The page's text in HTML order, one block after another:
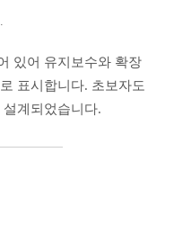
있어 유지보수와 확장
표시합니다. 초보자도
계되었습니다.